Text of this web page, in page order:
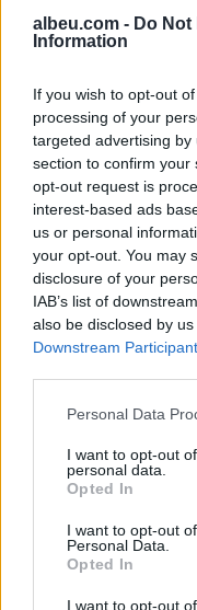
albeu.com - Do Not
Information
If you wish to opt-out
processing of your
targeted advertising
section to confirm your
opt-out request is
interest-based ads
us or personal
your opt-out. You may
disclosure of your
IAB’s list of
also be disclosed by
Downstream
Personal Data
I want to opt-out
personal data.
Opted In
I want to opt-out
Personal Data.
Opted In
I want to opt-out
Esim for Global|